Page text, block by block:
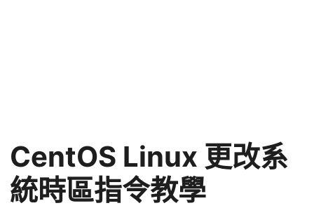
CentOS Linux 更改系
統時區指令教學